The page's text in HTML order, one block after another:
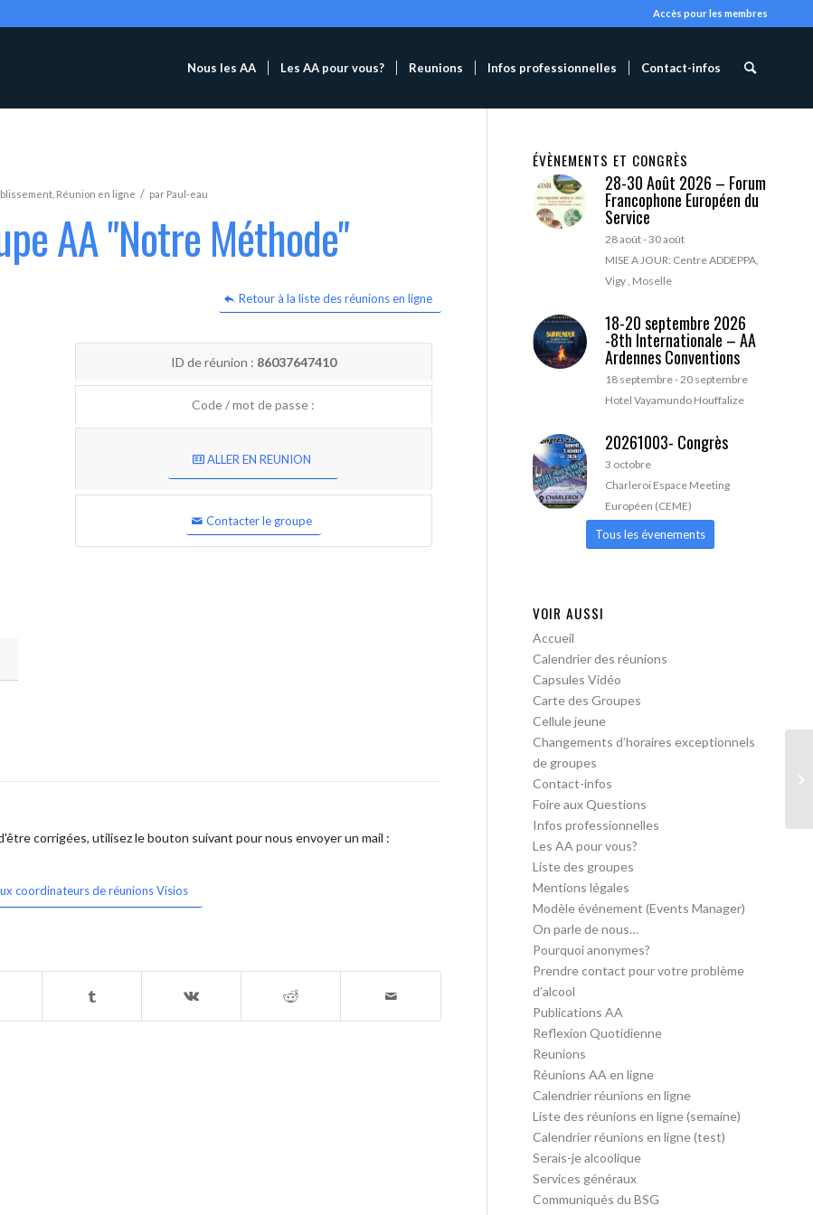
Accès pour les membres
Nous les AA Les AA pour vous? Reunions Infos professionnelles Contact-infos
Réunion en ligne / par Paul-eau
AA "Notre Méthode"
Retour à la liste des réunions en ligne
ID de réunion : 86037647410
Code / mot de passe :
ALLER EN REUNION
Contacter le groupe
corrigées, utilisez le bouton suivant pour nous envoyer un mail :
coordinateurs de réunions Visios
ÉVÈNEMENTS ET CONGRÈS
28-30 Août 2026 – Forum
Francophone Européen du
Service
28 août-30 août
MISE A JOUR: Centre ADDEPPA,
Vigy , Moselle
18-20 septembre 2026
-8th Internationale – AA
Ardennes Conventions
18 septembre-20 septembre
Hotel Vayamundo Houffalize
20261003- Congrès
3 octobre
Charleroi Espace Meeting
Européen (CEME)
Tous les évenements
VOIR AUSSI
Accueil
Calendrier des réunions
Capsules Vidéo
Carte des Groupes
Cellule jeune
Changements d’horaires exceptionnels
de groupes
Contact-infos
Foire aux Questions
Infos professionnelles
Les AA pour vous?
Liste des groupes
Mentions légales
Modèle événement (Events Manager)
On parle de nous…
Pourquoi anonymes?
Prendre contact pour votre problème
d’alcool
Publications AA
Reflexion Quotidienne
Reunions
Réunions AA en ligne
Calendrier réunions en ligne
Liste des réunions en ligne (semaine)
Calendrier réunions en ligne (test)
Serais-je alcoolique
Services généraux
Communiqués du BSG